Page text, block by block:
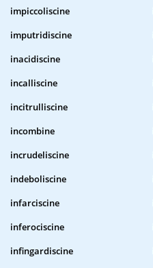
impiccoliscine
imputridiscine
inacidiscine
incalliscine
incitrulliscine
incombine
incrudeliscine
indeboliscine
infarciscine
inferociscine
infingardiscine